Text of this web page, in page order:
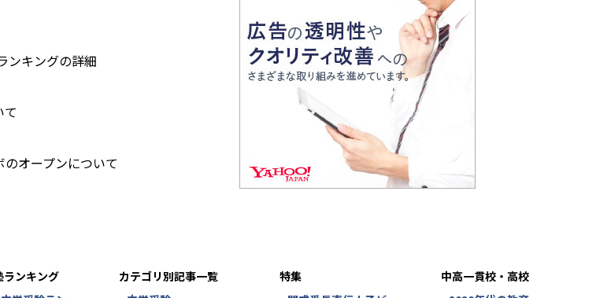
ンキングの詳細
て
オープンについて
ランキング
カテゴリ別記事一覧
特集
中高一貫校・高校